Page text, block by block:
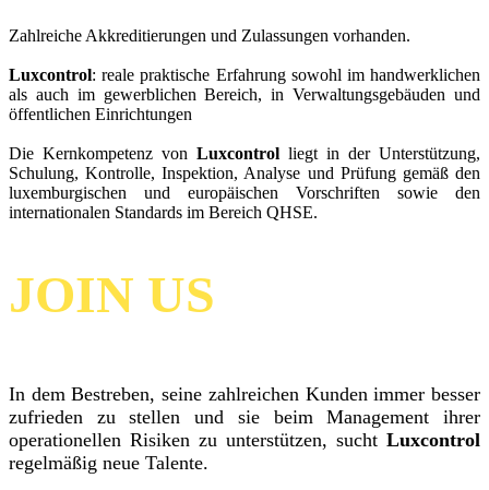
Zahlreiche Akkreditierungen und Zulassungen vorhanden.
Luxcontrol: reale praktische Erfahrung sowohl im handwerklichen
als auch im gewerblichen Bereich, in Verwaltungsgebäuden und
öffentlichen Einrichtungen
Die Kernkompetenz von Luxcontrol liegt in der Unterstützung,
Schulung, Kontrolle, Inspektion, Analyse und Prüfung gemäß den
luxemburgischen und europäischen Vorschriften sowie den
internationalen Standards im Bereich QHSE.
JOIN US
In dem Bestreben, seine zahlreichen Kunden immer besser
zufrieden zu stellen und sie beim Management ihrer
operationellen Risiken zu unterstützen, sucht Luxcontrol
regelmäßig neue Talente.